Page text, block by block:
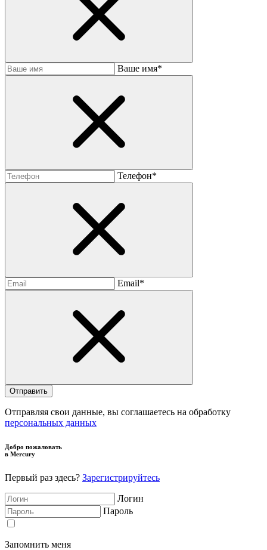
Baшe имя*
Телефон*
Email*
Отправляя свои данные, вы соглашаетесь на обработку
персональных данных
Добро пожаловать
в Mercury
Первый раз здесь? Зарегистрируйтесь
Логин
Пароль
Запомнить меня